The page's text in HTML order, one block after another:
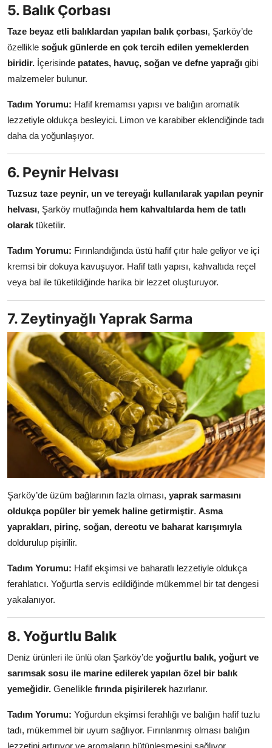
5. Balık Çorbası
Taze beyaz etli balıklardan yapılan balık çorbası, Şarköy’de
özellikle soğuk günlerde en çok tercih edilen yemeklerden
biridir. İçerisinde patates, havuç, soğan ve defne yaprağı gibi
malzemeler bulunur.
Tadım Yorumu: Hafif kremamsı yapısı ve balığın aromatik
lezzetiyle oldukça besleyici. Limon ve karabiber eklendiğinde tadı
daha da yoğunlaşıyor.
6. Peynir Helvası
Tuzsuz taze peynir, un ve tereyağı kullanılarak yapılan peynir
helvası, Şarköy mutfağında hem kahvaltılarda hem de tatlı
olarak tüketilir.
Tadım Yorumu: Fırınlandığında üstü hafif çıtır hale geliyor ve içi
kremsi bir dokuya kavuşuyor. Hafif tatlı yapısı, kahvaltıda reçel
veya bal ile tüketildiğinde harika bir lezzet oluşturuyor.
7. Zeytinyağlı Yaprak Sarma
Şarköy’de üzüm bağlarının fazla olması, yaprak sarmasını
oldukça popüler bir yemek haline getirmiştir. Asma
yaprakları, pirinç, soğan, dereotu ve baharat karışımıyla
doldurulup pişirilir.
Tadım Yorumu: Hafif ekşimsi ve baharatlı lezzetiyle oldukça
ferahlatıcı. Yoğurtla servis edildiğinde mükemmel bir tat dengesi
yakalanıyor.
8. Yoğurtlu Balık
Deniz ürünleri ile ünlü olan Şarköy’de yoğurtlu balık, yoğurt ve
sarımsak sosu ile marine edilerek yapılan özel bir balık
yemeğidir. Genellikle fırında pişirilerek hazırlanır.
Tadım Yorumu: Yoğurdun ekşimsi ferahlığı ve balığın hafif tuzlu
tadı, mükemmel bir uyum sağlıyor. Fırınlanmış olması balığın
lezzetini artırıyor ve aromaların bütünleşmesini sağlıyor.